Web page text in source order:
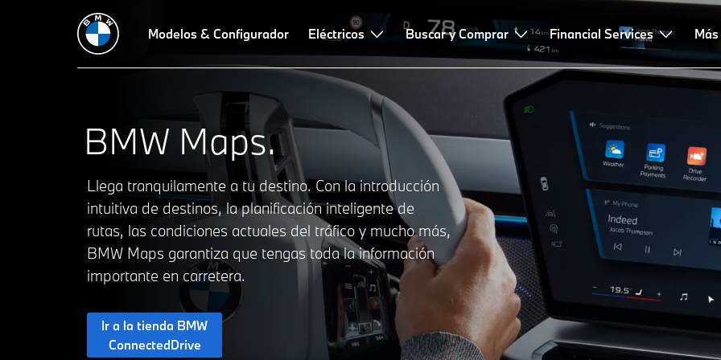
Modelos & Configurador Eléctricos Buscar y Comprar Financial Services
BMW Maps.
Llega tranquilamente a tu destino. Con la introducción
intuitiva de destinos, la planificación inteligente de
rutas, las condiciones actuales del tráfico y mucho más,
BMW Maps garantiza que tengas toda la información
importante en carretera.
Ir a la tienda BMW
ConnectedDrive